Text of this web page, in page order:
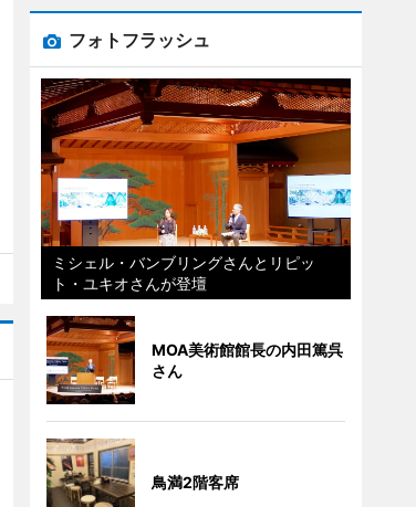
フォトフラッシュ
ミシェル・バンブリングさんとリピッ
ト・ユキオさんが登壇
MOA美術館館長の内田篤呉
さん
鳥満2階客席